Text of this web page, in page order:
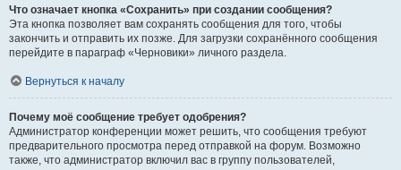
Что означает кнопка «Сохранить» при создании сообщения?
Эта кнопка позволяет вам сохранять сообщения для того, чтобы
закончить и отправить их позже. Для загрузки сохранённого сообщения
перейдите в параграф «Черновики» личного раздела.
Вернуться к началу
Почему моё сообщение требует одобрения?
Администратор конференции может решить, что сообщения требуют
предварительного просмотра перед отправкой на форум. Возможно
также, что администратор включил вас в группу пользователей,